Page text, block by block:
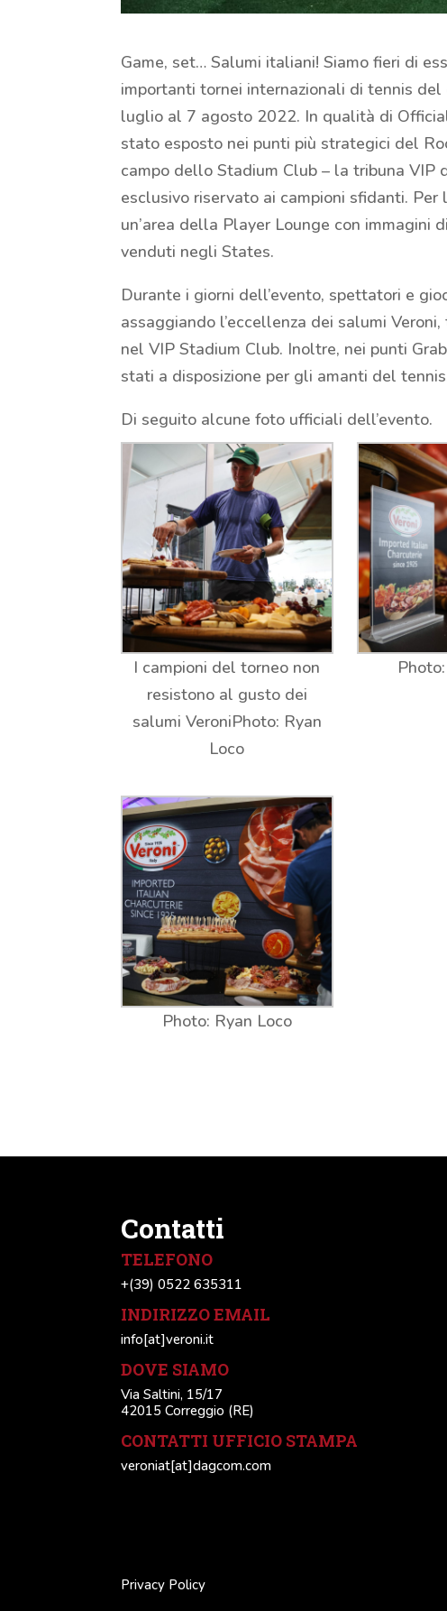
Game, set… Salumi italiani! Siamo fieri di
importanti tornei internazionali di tennis
luglio al 7 agosto 2022. In qualità di
stato esposto nei punti più strategici del
campo dello Stadium Club – la tribuna
esclusivo riservato ai campioni sfidanti. Per
un’area della Player Lounge con
venduti negli States.
Durante i giorni dell’evento, spettatori e
assaggiando l’eccellenza dei salumi
nel VIP Stadium Club. Inoltre, nei punti
stati a disposizione per gli amanti del
Di seguito alcune foto ufficiali dell’evento.
I campioni del torneo non
resistono al gusto dei
salumi VeroniPhoto: Ryan
Loco
Photo: Ryan Loco
Contatti
TELEFONO
+(39) 0522 635311
INDIRIZZO EMAIL
info[at]veroni.it
DOVE SIAMO
Via Saltini, 15/17
42015 Correggio (RE)
CONTATTI UFFICIO STAMPA
veroniat[at]dagcom.com
Privacy Policy